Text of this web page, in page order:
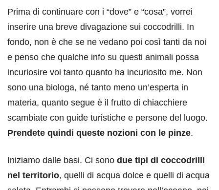
Prima di continuare con i “dove” e “cosa”, vorrei
inserire una breve divagazione sui coccodrilli. In
fondo, non è che se ne vedano poi così tanti da noi
e penso che qualche info su questi animali possa
incuriosire voi tanto quanto ha incuriosito me. Non
sono una biologa, né tanto meno un’esperta in
materia, quanto segue è il frutto di chiacchiere
scambiate con guide turistiche e persone del luogo.
Prendete quindi queste nozioni con le pinze.
Iniziamo dalle basi. Ci sono due tipi di coccodrilli
nel territorio, quelli di acqua dolce e quelli di acqua